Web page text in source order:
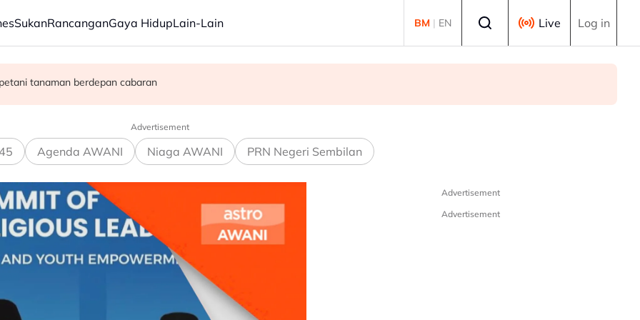
SukanRancanganGaya HidupLain-Lain BM | EN Live Log in
mengukuh berbanding dolar AS
tanaman berdepan cabaran
2026
Advertisement
Agenda AWANI Niaga AWANI PRN Negeri Sembilan
Advertisement
Advertisement